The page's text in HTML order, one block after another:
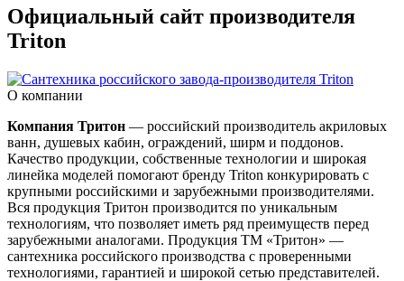
Официальный сайт производителя
Triton
О компании
Компания Тритон — российский производитель акриловых
ванн, душевых кабин, ограждений, ширм и поддонов.
Качество продукции, собственные технологии и широкая
линейка моделей помогают бренду Triton конкурировать с
крупными российскими и зарубежными производителями.
Вся продукция Тритон производится по уникальным
технологиям, что позволяет иметь ряд преимуществ перед
зарубежными аналогами. Продукция ТМ «Тритон» —
сантехника российского производства с проверенными
технологиями, гарантией и широкой сетью представителей.